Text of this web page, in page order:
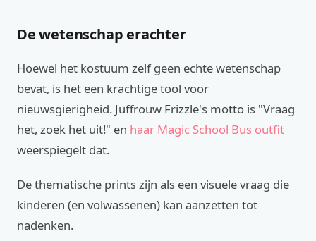
De wetenschap erachter
Hoewel het kostuum zelf geen echte wetenschap
bevat, is het een krachtige tool voor
nieuwsgierigheid. Juffrouw Frizzle's motto is "Vraag
het, zoek het uit!" en haar Magic School Bus outfit
weerspiegelt dat.
De thematische prints zijn als een visuele vraag die
kinderen (en volwassenen) kan aanzetten tot
nadenken.